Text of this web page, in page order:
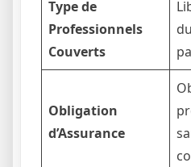
Type de
Professionnels
Couverts
Obligation
d’Assurance